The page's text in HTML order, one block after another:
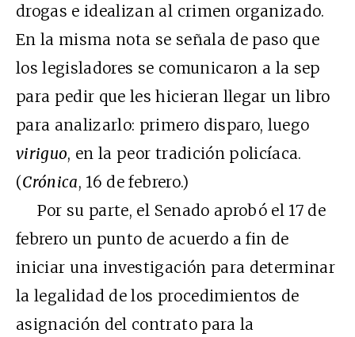
drogas e idealizan al crimen organizado.
En la misma nota se señala de paso que
los legisladores se comunicaron a la sep
para pedir que les hicieran llegar un libro
para analizarlo: primero disparo, luego
viriguo, en la peor tradición policíaca.
(Crónica, 16 de febrero.)
Por su parte, el Senado aprobó el 17 de
febrero un punto de acuerdo a fin de
iniciar una investigación para determinar
la legalidad de los procedimientos de
asignación del contrato para la